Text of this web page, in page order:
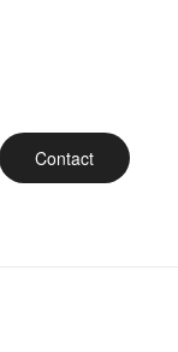
Contact